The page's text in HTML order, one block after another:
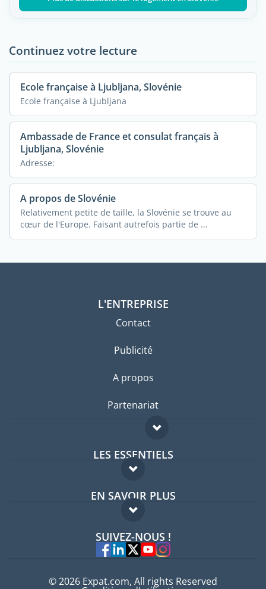
Continuez votre lecture
Ecole française à Ljubljana, Slovénie
Ecole française à Ljubljana
Ambassade de France et consulat français à
Ljubljana, Slovénie
Adresse:
A propos de Slovénie
Relativement petite de taille, la Slovénie se trouve au
cœur de l'Europe. Faisant autrefois partie de ...
L'ENTREPRISE
Contact
Publicité
A propos
Partenariat
LES ESSENTIELS
Forum expatriés
Guides pays
EN SAVOIR PLUS
FAQ
Experts
SUIVEZ-NOUS !
© 2026 Expat.com, All rights Reserved